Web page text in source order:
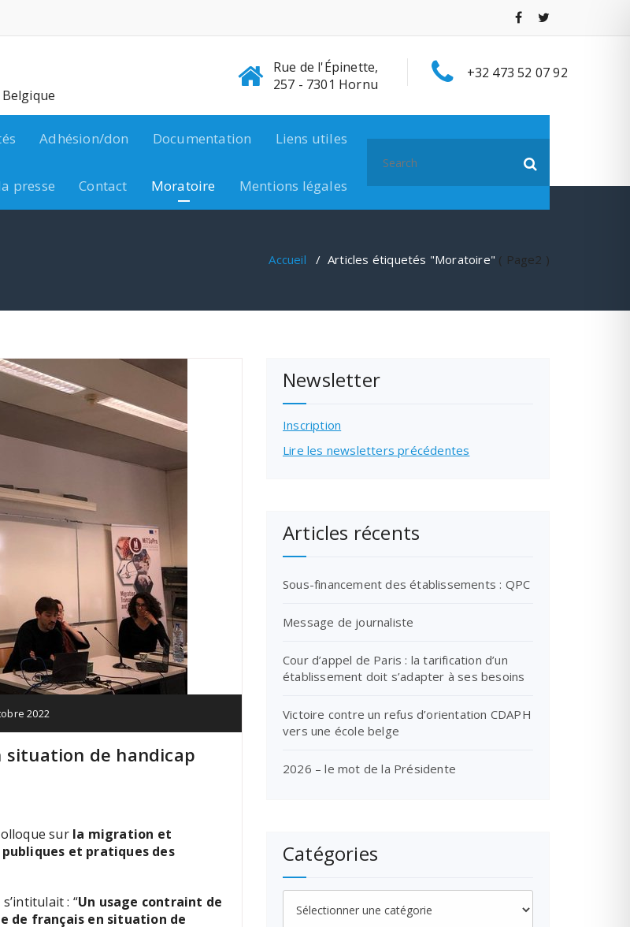
Rue de l'Épinette,
257 - 7301 Hornu
+32 473 52 07 92
Adhésion/don Documentation Liens utiles
presse Contact Moratoire Mentions légales
for:
Accueil / Articles étiquetés "Moratoire" ( Page2 )
2022
de handicap
sur la migration et
et pratiques des
: “Un usage contraint de
de français en situation de
Newsletter
Inscription
Lire les newsletters précédentes
Articles récents
Sous-financement des établissements : QPC
Message de journaliste
Cour d’appel de Paris : la tarification d’un
établissement doit s’adapter à ses besoins
Victoire contre un refus d’orientation CDAPH
vers une école belge
2026 – le mot de la Présidente
Catégories